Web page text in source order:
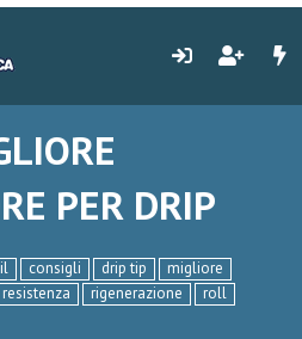
PER DRIP
consigli drip tip
migliore
resistenza rigenerazione
roll